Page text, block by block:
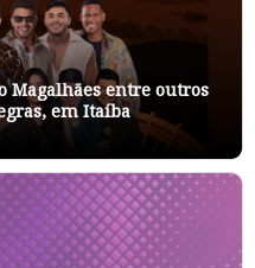
Magalhães entre outros
em Itaíba